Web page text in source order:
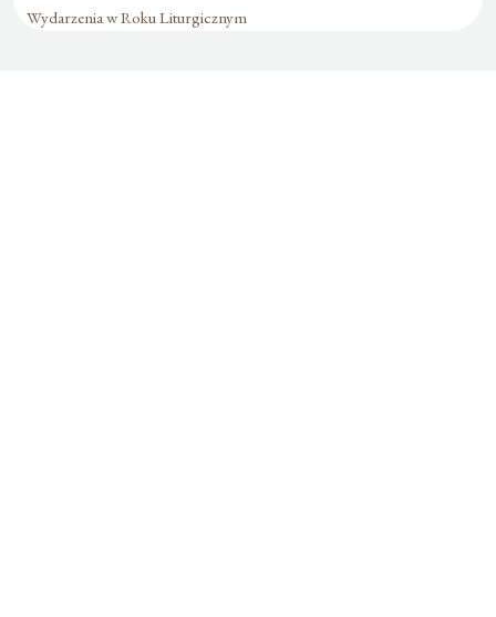
Wydarzenia w Roku Liturgicznym